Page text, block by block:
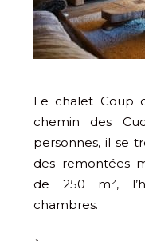
Le chalet Coup
chemin des
personnes, il se
des remontées
de 250 m²,
chambres.